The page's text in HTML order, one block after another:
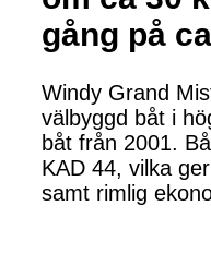
gång på
Windy Grand
välbyggd båt i
båt från 2001.
KAD 44, vilka
samt rimlig